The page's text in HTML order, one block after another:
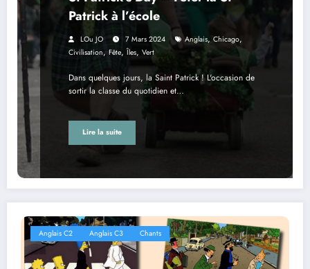
Patrick à l’école
LOu JO 7 Mars 2024 Anglais,Chicago,
Civilisation, Fête,Îles, Vert
Dans quelques jours, la Saint Patrick ! L'occasion de
sortir la classe du quotidien et…
Lire la suite
Anglais C2 Anglais C3 Chants